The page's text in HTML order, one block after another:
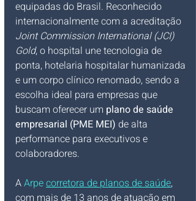
equipadas do Brasil. Reconhecido
internacionalmente com a acreditação
Joint Commission International (JCI)
Gold, o hospital une tecnologia de
ponta, hotelaria hospitalar humanizada
e um corpo clínico renomado, sendo a
escolha ideal para empresas que
buscam oferecer um plano de saúde
empresarial (PME MEI) de alta
performance para executivos e
colaboradores.
A Arpe corretora de planos de saúde,
com mais de 13 anos de atuação em